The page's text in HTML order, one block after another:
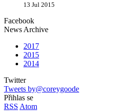
13 Jul 2015
Facebook
News Archive
2017
2015
2014
Twitter
Tweets by@coreygoode
Přihlas se
RSS Atom